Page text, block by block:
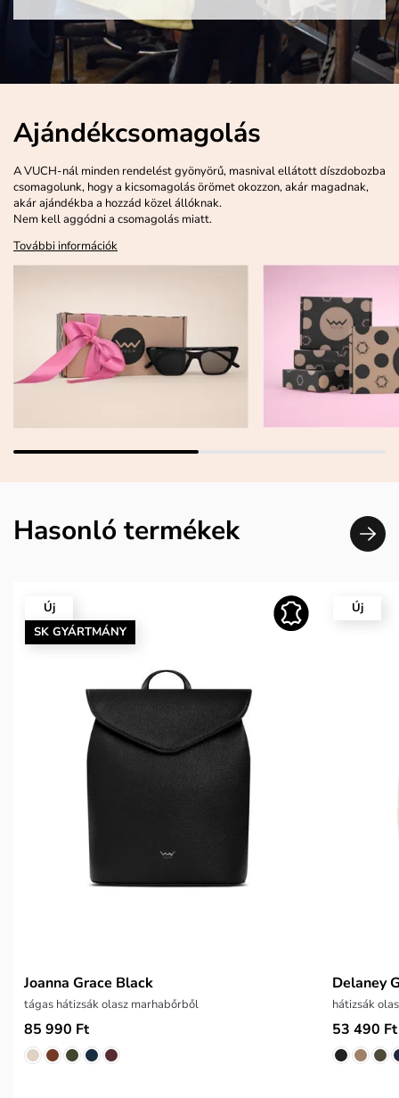
Ajándékcsomagolás
A VUCH-nál minden rendelést gyönyörű, masnival ellátott díszdobozba
csomagolunk, hogy a kicsomagolás örömet okozzon, akár magadnak,
akár ajándékba a hozzád közel állóknak.
Nem kell aggódni a csomagolás miatt.
További információk
Hasonló termékek
Új
SK GYÁRTMÁNY
Joanna Grace Black
tágas hátizsák olasz marhabőrből
85 990 Ft
Új
Delaney
hátizsák
53 490 Ft